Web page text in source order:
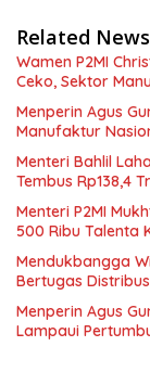
Related News
Wamen P2MI
Ceko, Sektor
Menperin Agus
Manufaktur
Menteri Bahlil
Tembus Rp138,4
Menteri P2MI
500 Ribu Talenta
Mendukbangga
Bertugas
Menperin Agus
Lampaui